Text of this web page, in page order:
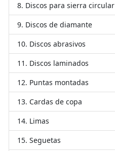
Discos para sierra circular
Discos de diamante
Discos abrasivos
Discos laminados
Puntas montadas
Cardas de copa
Limas
Seguetas